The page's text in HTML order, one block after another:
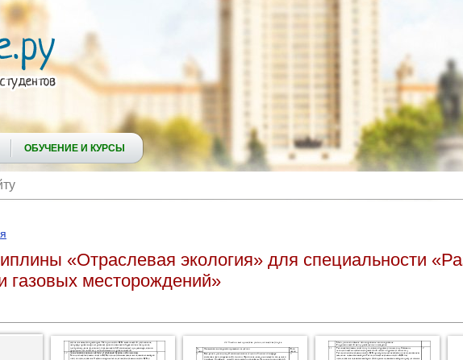
ОБУЧЕНИЕ И КУРСЫ
«Отраслевая экология» для специальности
газовых месторождений»